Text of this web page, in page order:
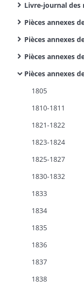
Livre-journal des
Pièces annexes
Pièces annexes
Pièces annexes
Pièces annexes
1805
1810-1811
1821-1822
1823-1824
1825-1827
1830-1832
1833
1834
1835
1836
1837
1838